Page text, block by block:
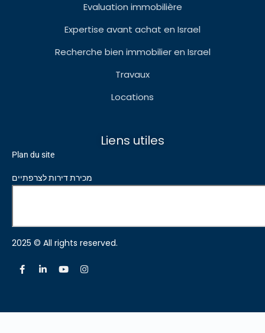
Evaluation immobilière
Expertise avant achat en Israel
Recherche bien immobilier en Israel
Travaux
Locations
Liens utiles
Plan du site
מכירת דירות לצרפתיים
2025 © All rights reserved.